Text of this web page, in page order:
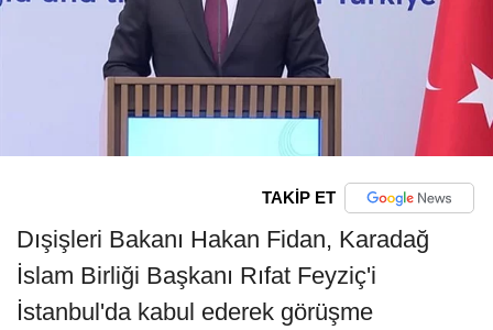
TAKİP ET
Dışişleri Bakanı Hakan Fidan, Karadağ
İslam Birliği Başkanı Rıfat Feyziç'i
İstanbul'da kabul ederek görüşme